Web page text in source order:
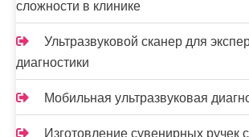
и
с
я
м
сложности в клинике
Ультразвуковой сканер для
диагностики
Мобильная ультразвуковая
Изготовление сувенирных ручек